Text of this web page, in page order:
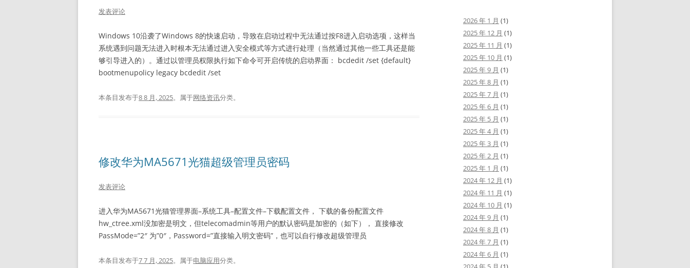
发表评论
Windows 10沿袭了Windows 8的快速启动，导致在启动过程中无法通过按F8进入启动选项，这样当
系统遇到问题无法进入时根本无法通过进入安全模式等方式进行处理（当然通过其他一些工具还是能
够引导进入的）。通过以管理员权限执行如下命令可开启传统的启动界面： bcdedit /set {default}
bootmenupolicy legacy bcdedit /set
本条目发布于8 8 月, 2025。属于网络资讯分类。
修改华为MA5671光猫超级管理员密码
发表评论
进入华为MA5671光猫管理界面–系统工具–配置文件–下载配置文件， 下载的备份配置文件
hw_ctree.xml没加密是明文，但telecomadmin等用户的默认密码是加密的（如下）， 直接修改
PassMode=”2″ 为”0″，Password=”直接输入明文密码”，也可以自行修改超级管理员
本条目发布于7 7 月, 2025。属于电脑应用分类。
2026 年 1 月 (1)
2025 年 12 月 (1)
2025 年 11 月 (1)
2025 年 10 月 (1)
2025 年 9 月 (1)
2025 年 8 月 (1)
2025 年 7 月 (1)
2025 年 6 月 (1)
2025 年 5 月 (1)
2025 年 4 月 (1)
2025 年 3 月 (1)
2025 年 2 月 (1)
2025 年 1 月 (1)
2024 年 12 月 (1)
2024 年 11 月 (1)
2024 年 10 月 (1)
2024 年 9 月 (1)
2024 年 8 月 (1)
2024 年 7 月 (1)
2024 年 6 月 (1)